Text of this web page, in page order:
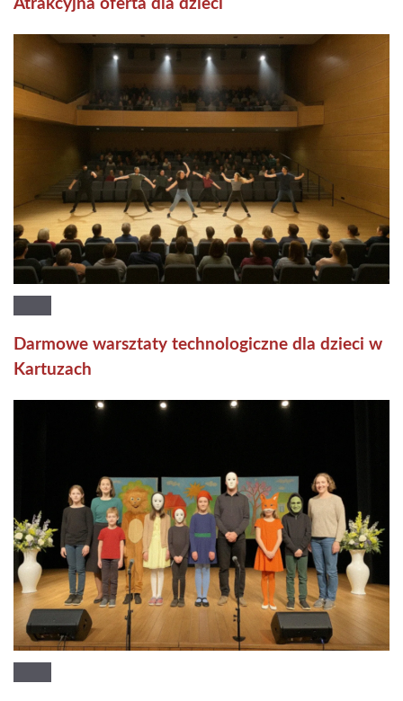
Atrakcyjna oferta dla dzieci
Darmowe warsztaty technologiczne dla dzieci w
Kartuzach